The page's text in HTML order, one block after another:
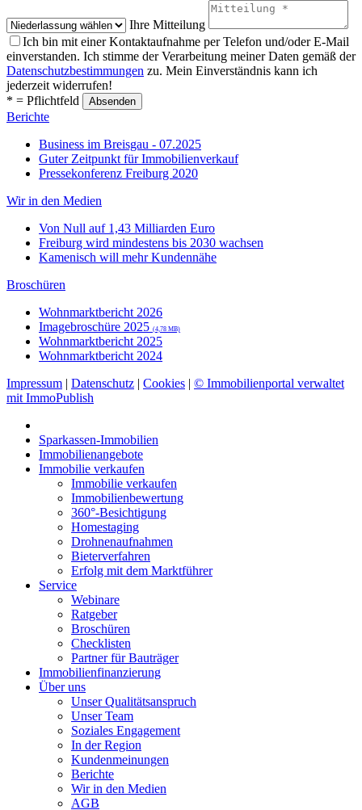
Ihre Mitteilung
Ich bin mit einer Kontaktaufnahme per Telefon und/oder E-Mail
einverstanden. Ich stimme der Verarbeitung meiner Daten gemäß der
Datenschutzbestimmungen zu. Mein Einverständnis kann ich
jederzeit widerrufen!
* = Pflichtfeld
Berichte
Business im Breisgau - 07.2025
Guter Zeitpunkt für Immobilienverkauf
Pressekonferenz Freiburg 2020
Wir in den Medien
Von Null auf 1,43 Milliarden Euro
Freiburg wird mindestens bis 2030 wachsen
Kamenisch will mehr Kundennähe
Broschüren
Wohnmarktbericht 2026
Imagebroschüre 2025 (4,78 MB)
Wohnmarktbericht 2025
Wohnmarktbericht 2024
Impressum | Datenschutz | Cookies | © Immobilienportal verwaltet
mit ImmoPublish
Sparkassen-Immobilien
Immobilienangebote
Immobilie verkaufen
Immobilie verkaufen
Immobilienbewertung
360°-Besichtigung
Homestaging
Drohnenaufnahmen
Bieterverfahren
Erfolg mit dem Marktführer
Service
Webinare
Ratgeber
Broschüren
Checklisten
Partner für Bauträger
Immobilienfinanzierung
Über uns
Unser Qualitätsanspruch
Unser Team
Soziales Engagement
In der Region
Kundenmeinungen
Berichte
Wir in den Medien
AGB